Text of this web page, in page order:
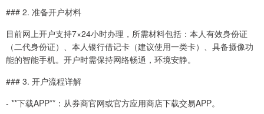
### 2. 准备开户材料
目前网上开户支持7×24小时办理，所需材料包括：本人有效身份证
（二代身份证）、本人银行借记卡（建议使用一类卡）、具备摄像功
能的智能手机。开户时需保持网络畅通，环境安静。
### 3. 开户流程详解
- **下载APP**：从券商官网或官方应用商店下载交易APP。